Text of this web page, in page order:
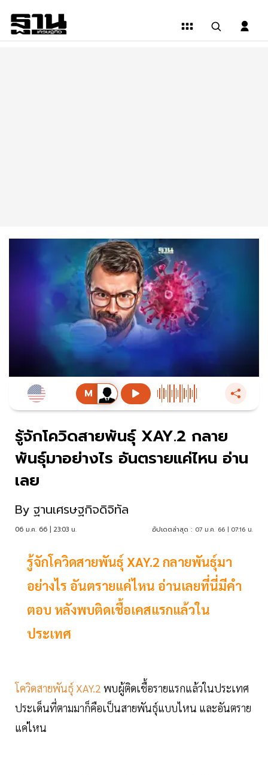
รู้จักโควิดสายพันธุ์ XAY.2 กลาย
พันธุ์มาอย่างไร อันตรายแค่ไหน อ่าน
เลย
By ฐานเศรษฐกิจดิจิทัล
06 ม.ค. 66 | 23:03 น. อัปเดตล่าสุด : 07 ม.ค. 66 | 07:16 น.
รู้จักโควิดสายพันธุ์ XAY.2 กลายพันธุ์มา
อย่างไร อันตรายแค่ไหน อ่านเลยที่นี่มีคำ
ตอบ หลังพบติดเชื้อเคสแรกแล้วใน
ประเทศ
โควิดสายพันธุ์ XAY.2 พบผู้ติดเชื้อรายแรกแล้วในประเทศ
ประเด็นที่ตามมาก็คือเป็นสายพันธุ์แบบไหน และอันตราย
แค่ไหน